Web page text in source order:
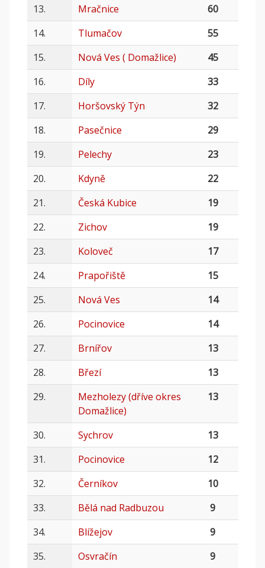
13.
Mračnice
60
14.
Tlumačov
55
15.
Nová Ves ( Domažlice)
45
16.
Díly
33
17.
Horšovský Týn
32
18.
Pasečnice
29
19.
Pelechy
23
20.
Kdyně
22
21.
Česká Kubice
19
22.
Zichov
19
23.
Koloveč
17
24.
Prapořiště
15
25.
Nová Ves
14
26.
Pocinovice
14
27.
Brnířov
13
28.
Březí
13
29.
Mezholezy (dříve okres
Domažlice)
13
30. Sychrov
13
31.
Pocinovice
12
32.
Černíkov
10
33.
Bělá nad Radbuzou
9
34.
Blížejov
9
35.
Osvračín 9